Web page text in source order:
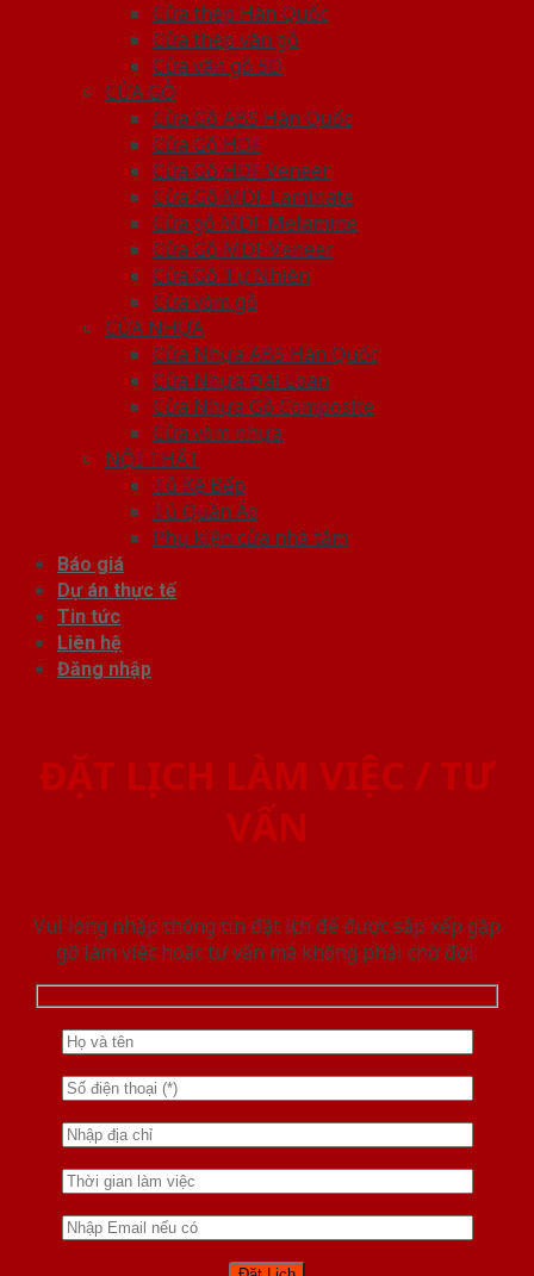
Cửa thép Hàn Quốc
Cửa thép vân gỗ
Cửa vân gỗ 5D
CỬA GỖ
Cửa Gỗ ABS Hàn Quốc
Cửa Gỗ HDF
Cửa Gỗ HDF Veneer
Cửa Gỗ MDF Laminate
Cửa gỗ MDF Melamine
Cửa Gỗ MDF Veneer
Cửa Gỗ Tự Nhiên
Cửa vòm gỗ
CỬA NHỰA
Cửa Nhựa ABS Hàn Quốc
Cửa Nhựa Đài Loan
Cửa Nhựa Gỗ Composite
Cửa vòm nhựa
NỘI THẤT
Tủ Kệ Bếp
Tủ Quần Áo
Phụ kiện cửa nhà tắm
Báo giá
Dự án thực tế
Tin tức
Liên hệ
Đăng nhập
ĐẶT LỊCH LÀM VIỆC / TƯ
VẤN
Vui lòng nhập thông tin đặt lịch để được sắp xếp gặp
gỡ làm việc hoăc tư vấn mà không phải chờ đợi.